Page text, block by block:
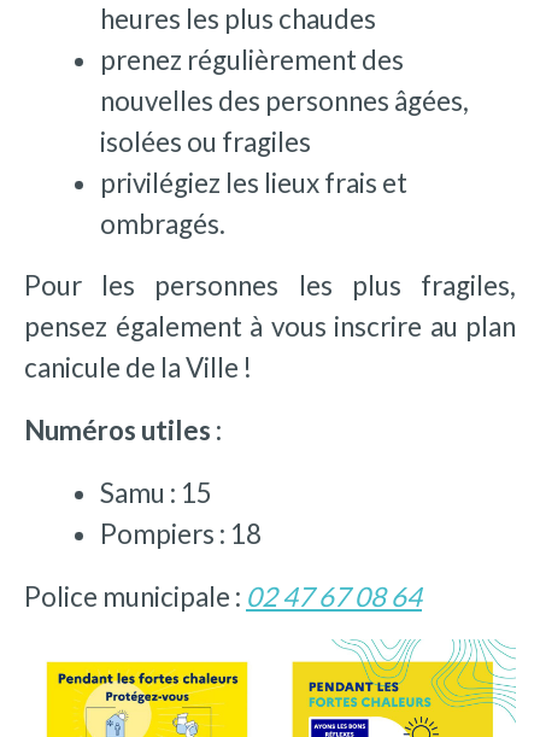
heures les plus chaudes
prenez régulièrement des
nouvelles des personnes âgées,
isolées ou fragiles
privilégiez les lieux frais et
ombragés.
Pour les personnes les plus fragiles,
pensez également à vous inscrire au plan
canicule de la Ville !
Numéros utiles :
Samu : 15
Pompiers : 18
Police municipale : 02 47 67 08 64